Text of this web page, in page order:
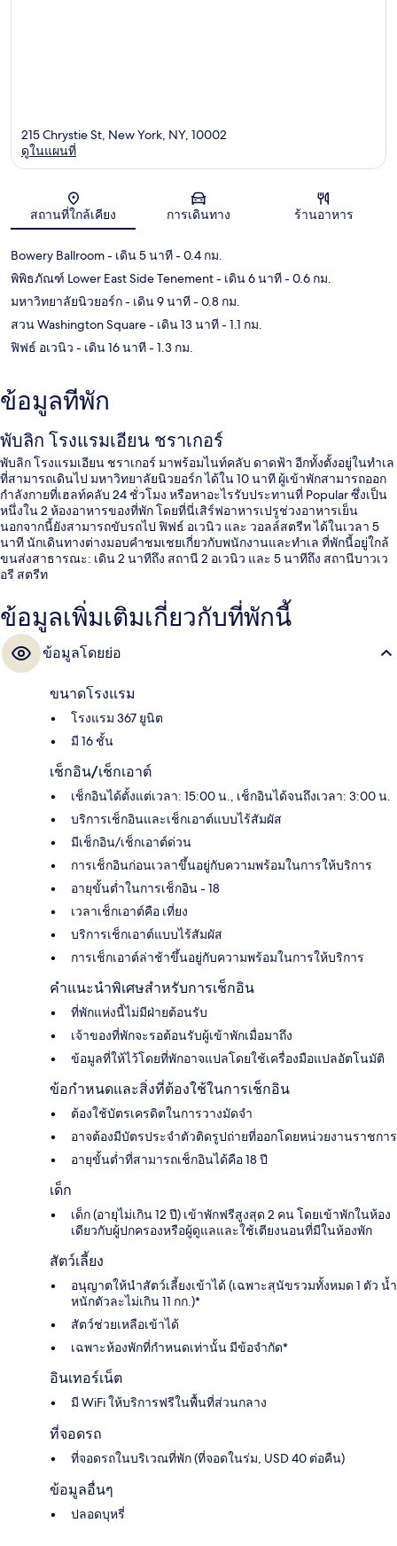
แผนที่
215 Chrystie St, New York, NY, 10002
ดูในแผนที่
สถานที่ใกล้เคียง การเดินทาง ร้านอาหาร
Bowery Ballroom- เดิน 5 นาที- 0.4 กม.
พิพิธภัณฑ์ Lower East Side Tenement- เดิน 6 นาที- 0.6 กม.
มหาวิทยาลัยนิวยอร์ก- เดิน 9 นาที- 0.8 กม.
สวน Washington Square- เดิน 13 นาที- 1.1 กม.
ฟิฟธ์ อเวนิว - เดิน 16 นาที- 1.3 กม.
ข้อมูลที่พัก
พับลิก โรงแรมเอียน ชราเกอร์
พับลิก โรงแรมเอียน ชราเกอร์ มาพร้อมไนท์คลับ ดาดฟ้า อีกทั้งตั้งอยู่ในทำเล
ที่สามารถเดินไป มหาวิทยาลัยนิวยอร์ก ได้ใน 10 นาที ผู้เข้าพักสามารถออก
กำลังกายที่เฮลท์คลับ 24 ชั่วโมง หรือหาอะไรรับประทานที่ Popular ซึ่งเป็น
หนึ่งใน 2 ห้องอาหารของที่พัก โดยที่นี่เสิร์ฟอาหารเปรูช่วงอาหารเย็น
นอกจากนี้ยังสามารถขับรถไป ฟิฟธ์ อเวนิว และ วอลล์สตรีท ได้ในเวลา 5
นาที นักเดินทางต่างมอบคำชมเชยเกี่ยวกับพนักงานและทำเล ที่พักนี้อยู่ใกล้
ขนส่งสาธารณะ: เดิน 2 นาทีถึง สถานี 2 อเวนิว และ 5 นาทีถึง สถานีบาวเว
อรี สตรีท
ข้อมูลเพิ่มเติมเกี่ยวกับที่พักนี้
ข้อมูลโดยย่อ
ขนาดโรงแรม
โรงแรม 367 ยูนิต
มี 16 ชั้น
เช็กอิน/เช็กเอาต์
เช็กอินได้ตั้งแต่เวลา: 15:00 น., เช็กอินได้จนถึงเวลา: 3:00 น.
บริการเช็กอินและเช็กเอาต์แบบไร้สัมผัส
มีเช็กอิน/เช็กเอาต์ด่วน
การเช็กอินก่อนเวลาขึ้นอยู่กับความพร้อมในการให้บริการ
อายุขั้นต่ำในการเช็กอิน - 18
เวลาเช็กเอาต์คือ เที่ยง
บริการเช็กเอาต์แบบไร้สัมผัส
การเช็กเอาต์ล่าช้าขึ้นอยู่กับความพร้อมในการให้บริการ
คำแนะนำพิเศษสำหรับการเช็กอิน
ที่พักแห่งนี้ไม่มีฝ่ายต้อนรับ
เจ้าของที่พักจะรอต้อนรับผู้เข้าพักเมื่อมาถึง
ข้อมูลที่ให้ไว้โดยที่พักอาจแปลโดยใช้เครื่องมือแปลอัตโนมัติ
ข้อกำหนดและสิ่งที่ต้องใช้ในการเช็กอิน
ต้องใช้บัตรเครดิตในการวางมัดจำ
อาจต้องมีบัตรประจำตัวติดรูปถ่ายที่ออกโดยหน่วยงานราชการ
อายุขั้นต่ำที่สามารถเช็กอินได้คือ 18 ปี
เด็ก
เด็ก (อายุไม่เกิน 12 ปี) เข้าพักฟรีสูงสุด 2 คน โดยเข้าพักในห้อง
เดียวกับผู้ปกครองหรือผู้ดูแลและใช้เตียงนอนที่มีในห้องพัก
สัตว์เลี้ยง
อนุญาตให้นำสัตว์เลี้ยงเข้าได้ (เฉพาะสุนัขรวมทั้งหมด 1 ตัว น้ำ
หนักตัวละไม่เกิน 11 กก.)*
สัตว์ช่วยเหลือเข้าได้
เฉพาะห้องพักที่กำหนดเท่านั้น มีข้อจำกัด*
อินเทอร์เน็ต
มี WiFi ให้บริการฟรีในพื้นที่ส่วนกลาง
ที่จอดรถ
ที่จอดรถในบริเวณที่พัก (ที่จอดในร่ม, USD 40 ต่อคืน)
ข้อมูลอื่นๆ
ปลอดบุหรี่